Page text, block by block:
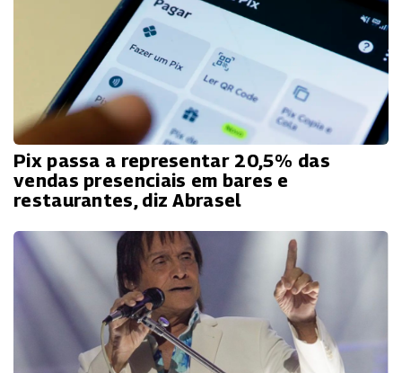
Pix passa a representar 20,5% das
vendas presenciais em bares e
restaurantes, diz Abrasel